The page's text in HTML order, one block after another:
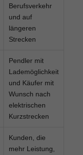
Berufsverkehr
und auf
längeren
Strecken
Pendler mit
Lademöglichkeit
und Käufer mit
Wunsch nach
elektrischen
Kurzstrecken
Kunden, die
mehr Leistung,